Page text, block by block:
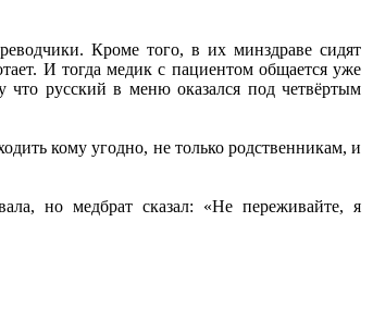
Кроме того, в их минздраве сидят
И тогда медик с пациентом общается уже
что русский в меню оказался под четвёртым
кому угодно, не только родственникам, и
но медбрат сказал: «Не переживайте, я